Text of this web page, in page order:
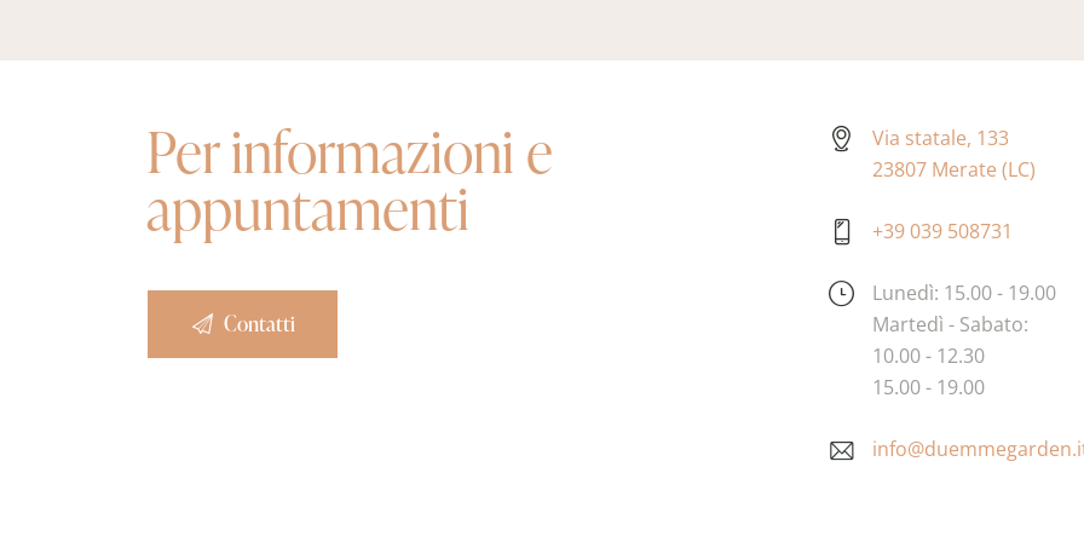
Per informazioni e
appuntamenti
Contatti
Via statale, 133
23807 Merate (LC)
+39 039 508731
Lunedì: 15.00 - 19.00
Martedì - Sabato:
10.00 - 12.30
15.00 - 19.00